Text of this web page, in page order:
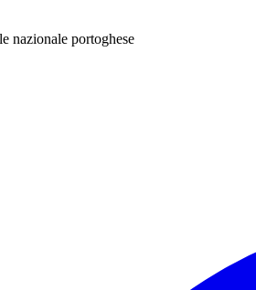
nazionale portoghese